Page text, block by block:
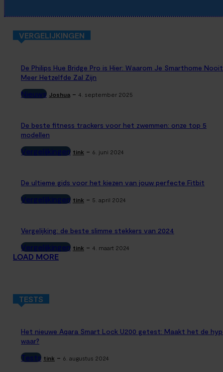
VERGELIJKINGEN
De Philips Hue Bridge Pro is Hier: Waarom Je Smarthome Nooit
Meer Hetzelfde Zal Zijn
Nieuws Joshua - 4. september 2025
De beste fitness trackers voor het zwemmen: onze top 5
modellen
Vergelijkingen tink - 6. juni 2024
De ultieme gids voor het kiezen van jouw perfecte Fitbit
Vergelijkingen tink - 5. april 2024
Vergelijking: de beste slimme stekkers van 2024
Vergelijkingen tink - 4. maart 2024
LOAD MORE
TESTS
Het nieuwe Aqara Smart Lock U200 getest: Maakt het de
waar?
Tests tink - 6. augustus 2024